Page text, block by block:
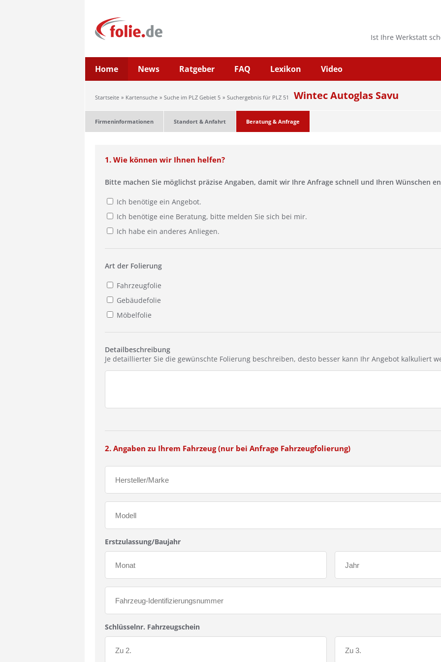
Ist Ihre Werkstatt
Home News Ratgeber FAQ Lexikon Video
Startseite Kartensuche Suche im PLZ Gebiet 5 Suchergebnis für PLZ 51 Wintec Autoglas Savu
Firmeninformationen Standort & Anfahrt Beratung & Anfrage
1. Wie können wir Ihnen helfen?
Bitte machen Sie möglichst präzise Angaben, damit wir Ihre Anfrage schnell und Ihren Wünschen
Ich benötige ein Angebot.
Ich benötige eine Beratung, bitte melden Sie sich bei mir.
Ich habe ein anderes Anliegen.
Art der Folierung
Fahrzeugfolie
Gebäudefolie
Möbelfolie
Detailbeschreibung
Je detaillierter Sie die gewünschte Folierung beschreiben, desto besser kann Ihr Angebot kalkuliert
2. Angaben zu Ihrem Fahrzeug (nur bei Anfrage Fahrzeugfolierung)
Erstzulassung/Baujahr
Schlüsselnr. Fahrzeugschein